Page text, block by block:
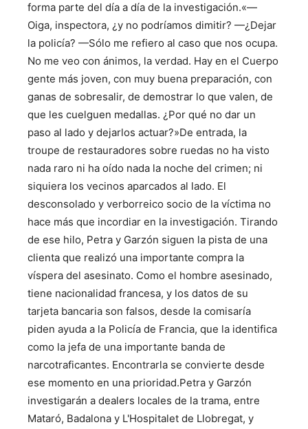
forma parte del día a día de la investigación.«—
Oiga, inspectora, ¿y no podríamos dimitir? —¿Dejar
la policía? —Sólo me refiero al caso que nos ocupa.
No me veo con ánimos, la verdad. Hay en el Cuerpo
gente más joven, con muy buena preparación, con
ganas de sobresalir, de demostrar lo que valen, de
que les cuelguen medallas. ¿Por qué no dar un
paso al lado y dejarlos actuar?»De entrada, la
troupe de restauradores sobre ruedas no ha visto
nada raro ni ha oído nada la noche del crimen; ni
siquiera los vecinos aparcados al lado. El
desconsolado y verborreico socio de la víctima no
hace más que incordiar en la investigación. Tirando
de ese hilo, Petra y Garzón siguen la pista de una
clienta que realizó una importante compra la
víspera del asesinato. Como el hombre asesinado,
tiene nacionalidad francesa, y los datos de su
tarjeta bancaria son falsos, desde la comisaría
piden ayuda a la Policía de Francia, que la identifica
como la jefa de una importante banda de
narcotraficantes. Encontrarla se convierte desde
ese momento en una prioridad.Petra y Garzón
investigarán a dealers locales de la trama, entre
Mataró, Badalona y L'Hospitalet de Llobregat, y